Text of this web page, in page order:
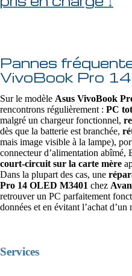
Pannes
VivoBook Pro
Sur le modèle Asus VivoBook
rencontrons régulièrement : PC
malgré un chargeur fonctionnel,
dès que la batterie est branchée,
mais image visible à la lampe),
connecteur d’alimentation
court-circuit sur la carte mère
Dans la plupart des cas, une
Pro 14 OLED M3401 chez
retrouver un PC parfaitement
données et en évitant l’achat
Services